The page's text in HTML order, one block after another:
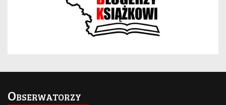
Obserwatorzy